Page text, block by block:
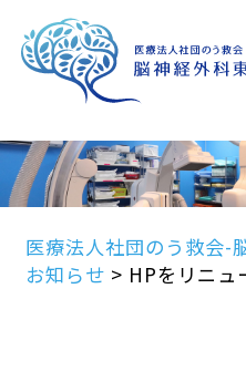
医療法人社団のう救会-
お知らせ > HPをリニュ